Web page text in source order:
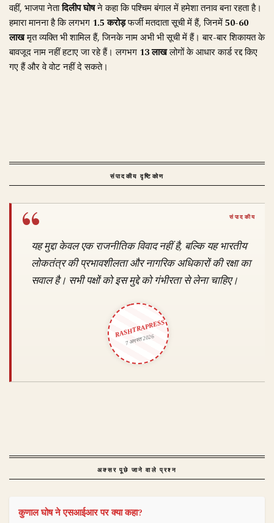
वहीं, भाजपा नेतादिलीप घोषने कहा कि पश्चिम बंगाल में हमेशा तनाव बना रहता है।
हमारा मानना है कि लगभग 1.5 करोड़फर्जी मतदाता सूची में हैं, जिनमें50-60
लाखमृत व्यक्ति भी शामिल हैं, जिनके नाम अभी भी सूची में हैं। बार-बार शिकायत के
बावजूद नाम नहीं हटाए जा रहे हैं। लगभग 13 लाखलोगों के आधार कार्ड रद्द किए
गए हैं और वे वोट नहीं दे सकते।
संपादकीय दृष्टिकोण
यह मुद्दा केवल एक राजनीतिक विवाद नहीं है, बल्कि यह भारतीय
लोकतंत्र की प्रभावशीलता और नागरिक अधिकारों की रक्षा का
सवाल है। सभी पक्षों को इस मुद्दे को गंभीरता से लेना चाहिए।
RASHTRAPRESS
7 अगस्त 2026
अक्सर पूछे जाने वाले प्रश्न
कुणाल घोष ने एसआईआर पर क्या कहा?